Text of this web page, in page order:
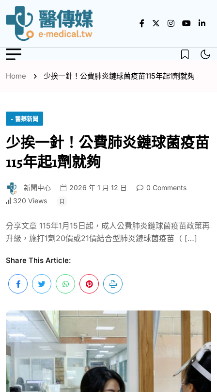
Home 少挨一針！公費肺炎鏈球菌疫苗115年起1劑就夠
- 醫藥新聞
少挨一針！公費肺炎鏈球菌疫苗
115年起1劑就夠
新聞中心 2026 年 1 月 12 日
0 Comments
320 Views
分享文章 115年1月15日起，成人公費肺炎鏈球菌疫苗政策再
升級，施打1劑20價或21價結合型肺炎鏈球菌疫苗（ […]
Share This Article: